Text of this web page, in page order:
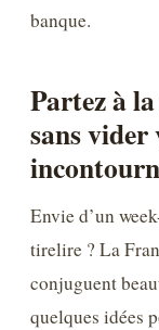
banque.
Partez à
sans
Envie d’un
tirelire ? La
conjuguent
quelques idées